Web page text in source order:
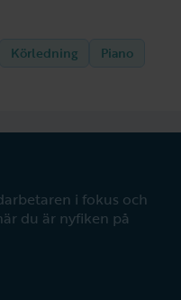
Körledning
Piano
i fokus och
du är nyfiken på